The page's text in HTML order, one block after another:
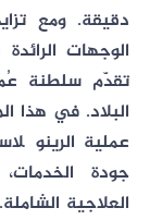
دقيقة. ومع
الوجهات
تقدّم سلطنة
البلاد. في هذا
عملية
جودة الخدمات،
العلاجية الشاملة.